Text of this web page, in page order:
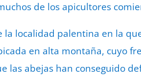
de los apicultores
la localidad palentina en la
en alta montaña, cuyo
las abejas han conseguido